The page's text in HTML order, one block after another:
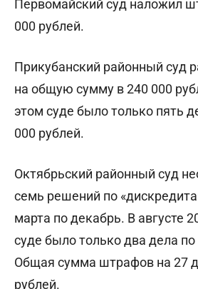
Первомайский суд наложил
000 рублей.
Прикубанский районный суд
на общую сумму в 240 000
этом суде было только пять
000 рублей.
Октябрьский районный суд
семь решений по
марта по декабрь. В августе
суде было только два дела по
Общая сумма штрафов на 27
рублей.